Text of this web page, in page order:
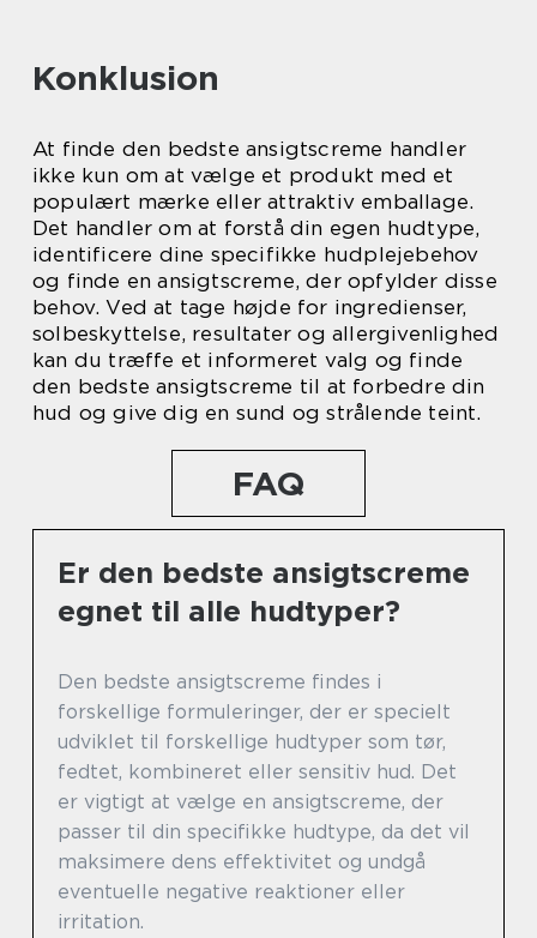
Konklusion
At finde den bedste ansigtscreme handler
ikke kun om at vælge et produkt med et
populært mærke eller attraktiv emballage.
Det handler om at forstå din egen hudtype,
identificere dine specifikke hudplejebehov
og finde en ansigtscreme, der opfylder disse
behov. Ved at tage højde for ingredienser,
solbeskyttelse, resultater og allergivenlighed
kan du træffe et informeret valg og finde
den bedste ansigtscreme til at forbedre din
hud og give dig en sund og strålende teint.
FAQ
Er den bedste ansigtscreme
egnet til alle hudtyper?
Den bedste ansigtscreme findes i
forskellige formuleringer, der er specielt
udviklet til forskellige hudtyper som tør,
fedtet, kombineret eller sensitiv hud. Det
er vigtigt at vælge en ansigtscreme, der
passer til din specifikke hudtype, da det vil
maksimere dens effektivitet og undgå
eventuelle negative reaktioner eller
irritation.